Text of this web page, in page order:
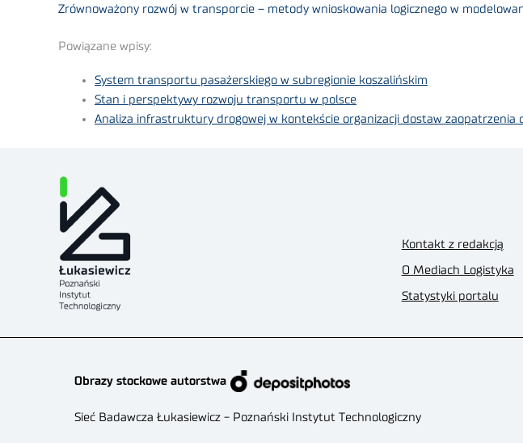
Zrównoważony rozwój w transporcie – metody wnioskowania logicznego w
Powiązane wpisy:
System transportu pasażerskiego w subregionie koszalińskim
Stan i perspektywy rozwoju transportu w polsce
Analiza infrastruktury drogowej w kontekście organizacji dostaw
Kontakt z redakcją
O Mediach Logistyka
Statystyki portalu
Obrazy stockowe autorstwa
Sieć Badawcza Łukasiewicz - Poznański Instytut Technologiczny